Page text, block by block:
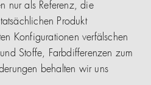
nur als Referenz, die
Produkt
Konfigurationen verfälschen
Stoffe, Farbdifferenzen zum
behalten wir uns